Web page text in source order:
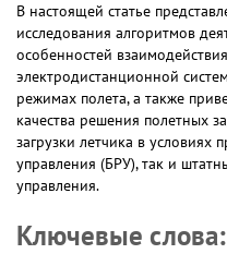
В настоящей статье
исследования алгоритмов
особенностей
электродистанционной
режимах полета, а также
качества решения полетных
загрузки летчика в
управления (БРУ), так и
управления.
Ключевые слова: